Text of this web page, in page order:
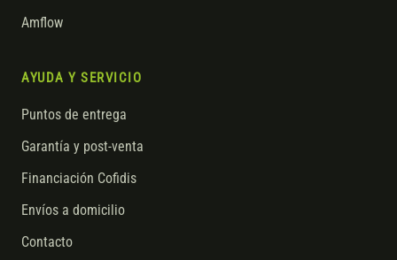
Amflow
AYUDA Y SERVICIO
Puntos de entrega
Garantía y post-venta
Financiación Cofidis
Envíos a domicilio
Contacto